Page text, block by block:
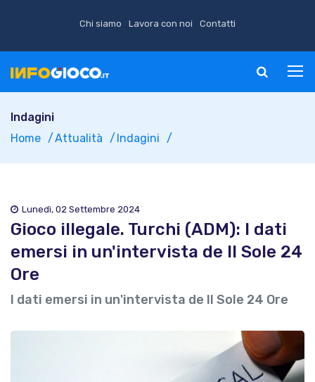
Chi siamo Lavora con noi Contatti
Indagini
Home
Attualità Indagini
Lunedì, 02 Settembre 2024
Gioco illegale. Turchi (ADM): I dati
emersi in un'intervista de Il Sole 24
Ore
I dati emersi in un'intervista de Il Sole 24 Ore